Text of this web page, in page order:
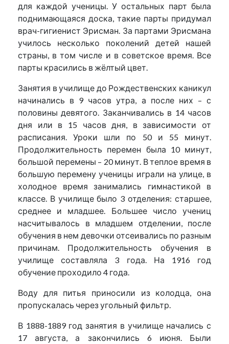
для каждой ученицы. У остальных парт была
поднимающаяся доска, такие парты придумал
врач-гигиенист Эрисман. За партами Эрисмана
училось несколько поколений детей нашей
страны, в том числе и в советское время. Все
парты красились в жёлтый цвет.
Занятия в училище до Рождественских каникул
начинались в 9 часов утра, а после них – с
половины девятого. Заканчивались в 14 часов
дня или в 15 часов дня, в зависимости от
расписания. Уроки шли по 50 и 55 минут.
Продолжительность перемен была 10 минут,
большой перемены – 20 минут. В теплое время в
большую перемену ученицы играли на улице, в
холодное время занимались гимнастикой в
классе. В училище было 3 отделения: старшее,
среднее и младшее. Большее число учениц
насчитывалось в младшем отделении, после
обучения в нем девочки отсеивались по разным
причинам. Продолжительность обучения в
училище составляла 3 года. На 1916 год
обучение проходило 4 года.
Воду для питья приносили из колодца, она
пропускалась через угольный фильтр.
В 1888-1889 год занятия в училище начались с
17 августа, а закончились 6 июня. Были